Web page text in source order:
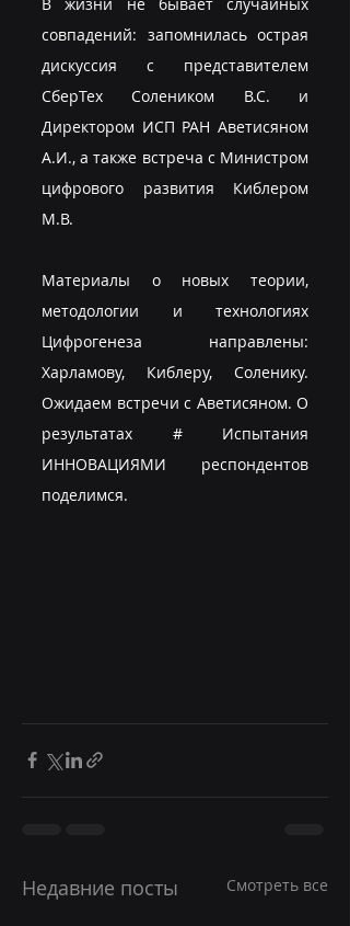
совпадений: запомнилась острая
дискуссия с представителем
СберТех Солеником В.С. и
Директором ИСП РАН Аветисяном
А.И., а также встреча с Министром
цифрового развития Киблером
М.В.
Материалы о новых теории,
методологии и технологиях
Цифрогенеза направлены:
Харламову, Киблеру, Соленику.
Ожидаем встречи с Аветисяном. О
результатах # Испытания
ИННОВАЦИЯМИ респондентов
поделимся.
Недавние посты Смотреть все